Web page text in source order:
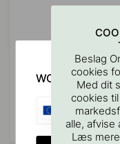
Beslag
cookies
Med dit
cookies
alle, afvise
Læs
WOULD YOU
EU